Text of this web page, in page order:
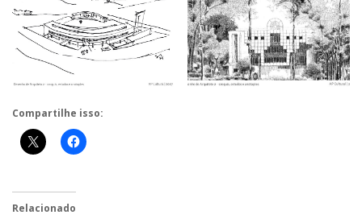
Compartilhe isso:
Relacionado